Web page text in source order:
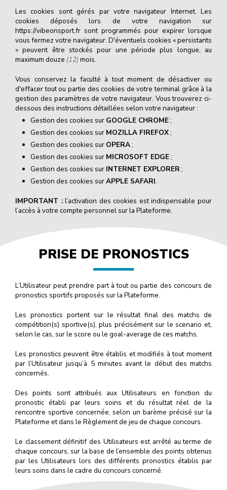
Les cookies sont gérés par votre navigateur Internet. Les
cookies déposés lors de votre navigation sur
https://vibeonsport.fr sont programmés pour expirer lorsque
vous fermez votre navigateur. D'éventuels cookies « persistants
» peuvent être stockés pour une période plus longue, au
maximum douze (12) mois.
Vous conservez la faculté à tout moment de désactiver ou
d'effacer tout ou partie des cookies de votre terminal grâce à la
gestion des paramètres de votre navigateur. Vous trouverez ci-
dessous des instructions détaillées selon votre navigateur :
Gestion des cookies sur GOOGLE CHROME;
Gestion des cookies sur MOZILLA FIREFOX;
Gestion des cookies sur OPERA;
Gestion des cookies sur MICROSOFT EDGE;
Gestion des cookies sur INTERNET EXPLORER ;
Gestion des cookies surAPPLE SAFARI.
IMPORTANT :l’activation des cookies est indispensable pour
l’accès à votre compte personnel sur la Plateforme.
PRISE DE PRONOSTICS
L’Utilisateur peut prendre part à tout ou partie des concours de
pronostics sportifs proposés sur la Plateforme.
Les pronostics portent sur le résultat final des matchs de
compétition(s) sportive(s), plus précisément sur le scenario et,
selon le cas, sur le score ou le goal-average de ces matchs.
Les pronostics peuvent être établis et modifiés à tout moment
par l’Utilisateur jusqu’à 5 minutes avant le début des matchs
concernés.
Des points sont attribués aux Utilisateurs en fonction du
pronostic établi par leurs soins et du résultat réel de la
rencontre sportive concernée, selon un barème précisé sur la
Plateforme et dans le Règlement de jeu de chaque concours.
Le classement définitif des Utilisateurs est arrêté au terme de
chaque concours, sur la base de l’ensemble des points obtenus
par les Utilisateurs lors des différents pronostics établis par
leurs soins dans le cadre du concours concerné.